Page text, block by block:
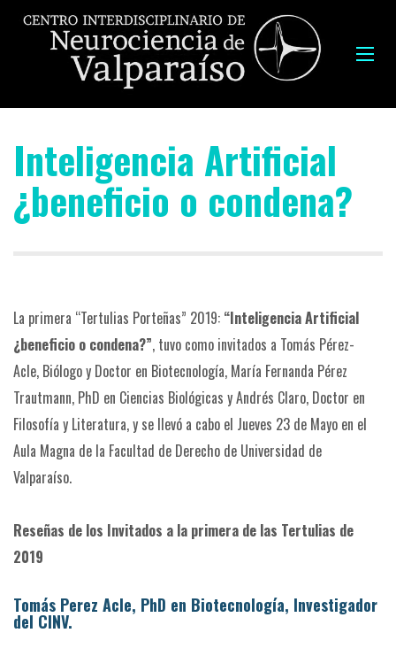
Inteligencia Artificial
¿beneficio o condena?
La primera “Tertulias Porteñas” 2019: “Inteligencia Artificial
¿beneficio o condena?”, tuvo como invitados a Tomás Pérez-
Acle, Biólogo y Doctor en Biotecnología, María Fernanda Pérez
Trautmann, PhD en Ciencias Biológicas y Andrés Claro, Doctor en
Filosofía y Literatura, y se llevó a cabo el Jueves 23 de Mayo en el
Aula Magna de la Facultad de Derecho de Universidad de
Valparaíso.
Reseñas de los Invitados a la primera de las Tertulias de
2019
Tomás Perez Acle, PhD en Biotecnología, Investigador
del CINV.